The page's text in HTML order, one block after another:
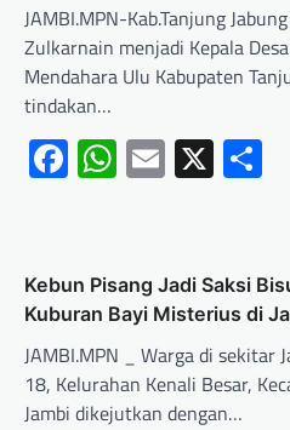
JAMBI.MPN-Kab.Tanjung
Zulkarnain menjadi Kepala
Mendahara Ulu Kabupaten
tindakan…
Facebook
WhatsApp
Email
X
Kebun Pisang Jadi Saksi
Kuburan Bayi Misterius di
JAMBI.MPN _ Warga di sekitar
18, Kelurahan Kenali Besar,
Jambi dikejutkan dengan…